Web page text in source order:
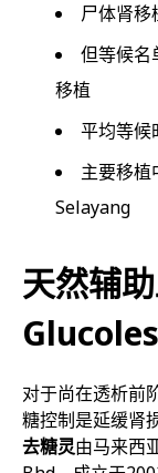
尸体肾移
但等候
移植
平均等候
主要移
Selayang
天然辅助
对于尚在透析前
糖控制是延缓肾
去糖灵由马来西